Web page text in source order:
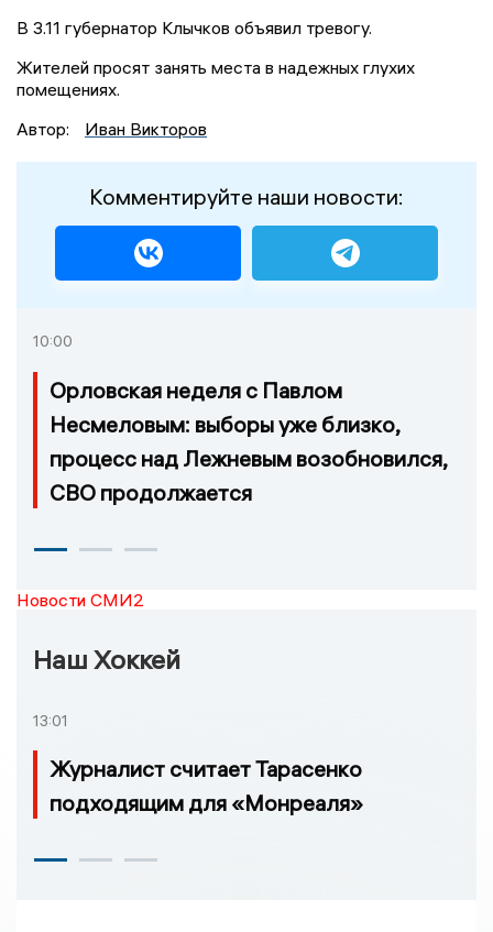
В 3.11 губернатор Клычков объявил тревогу.
Жителей просят занять места в надежных глухих
помещениях.
Автор:
Иван Викторов
Комментируйте наши новости:
10:00
Орловская неделя с Павлом
Несмеловым: выборы уже близко,
процесс над Лежневым возобновился,
СВО продолжается
Новости СМИ2
Наш Хоккей
13:01
Журналист считает Тарасенко
подходящим для «Монреаля»